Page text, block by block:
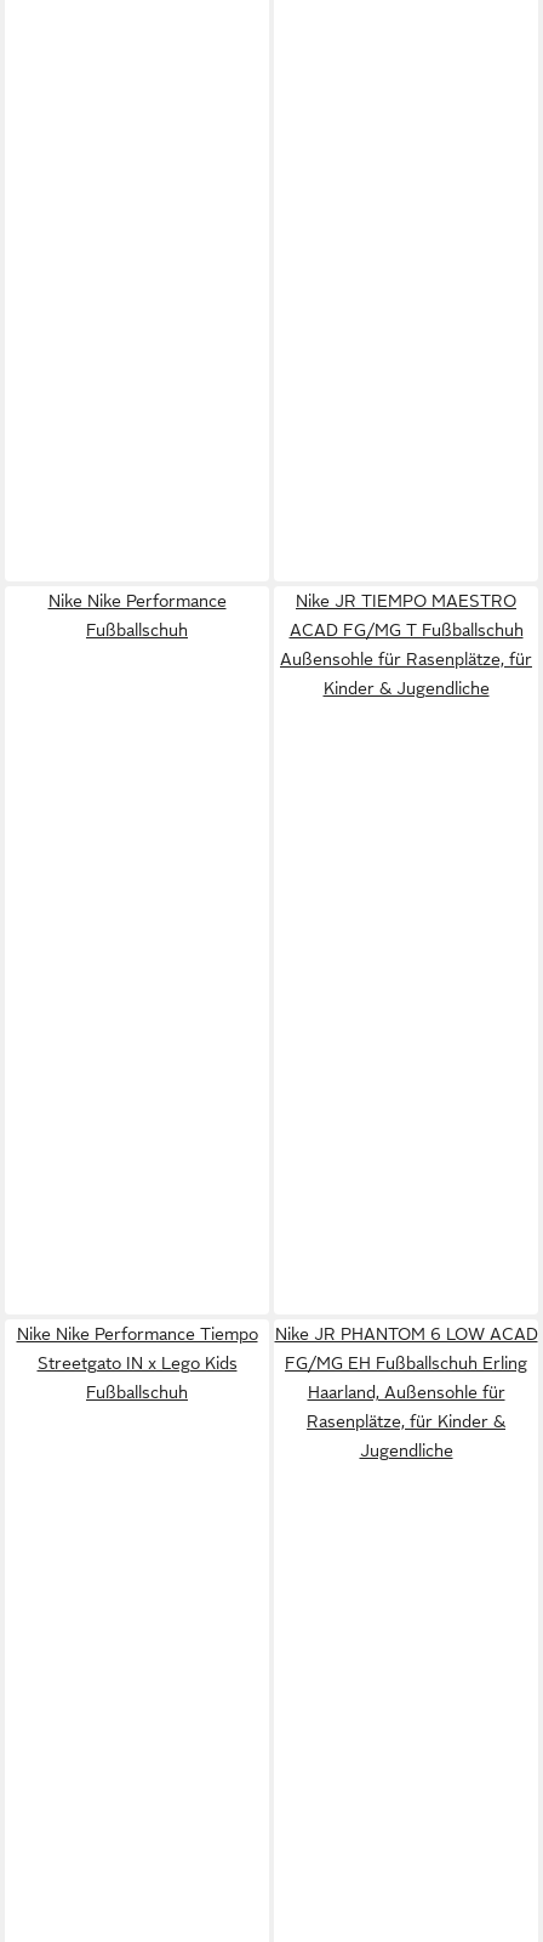
Nike Nike Performance
Fußballschuh
Nike JR TIEMPO MAESTRO
ACAD FG/MG T Fußballschuh
Außensohle für Rasenplätze, für
Kinder & Jugendliche
Nike Nike Performance Tiempo
Streetgato IN x Lego Kids
Fußballschuh
Nike JR PHANTOM 6 LOW ACAD
FG/MG EH Fußballschuh Erling
Haarland, Außensohle für
Rasenplätze, für Kinder &
Jugendliche